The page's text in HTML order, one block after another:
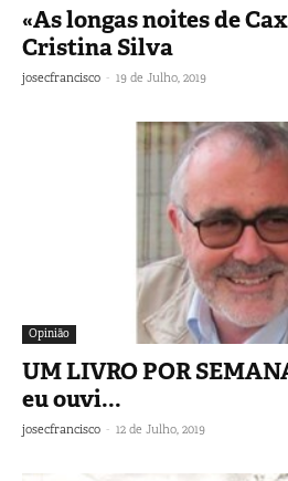
«As longas noites de
Cristina Silva
josecfrancisco - 19 de Julho, 2019
Opinião
UM LIVRO POR
eu ouvi...
josecfrancisco - 12 de Julho, 2019